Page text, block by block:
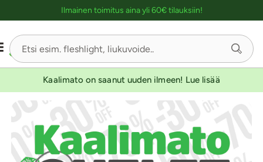
Ilmainen toimitus aina yli 60€ tilauksiin!
Kaalimato on saanut uuden ilmeen! Lue lisää